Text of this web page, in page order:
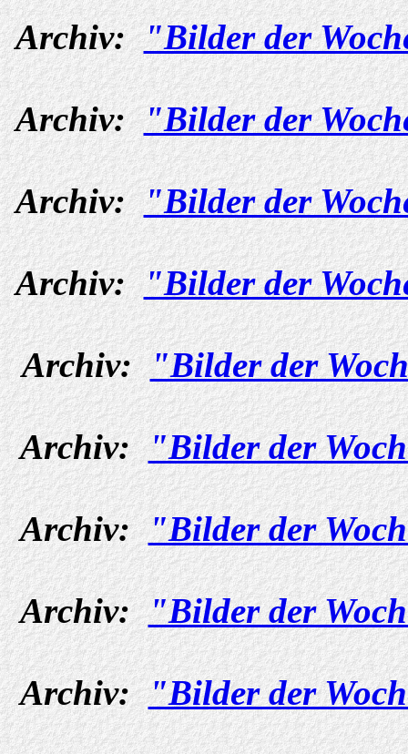
Archiv:"Bilder der
Archiv:"Bilder der
Archiv:"Bilder der
Archiv:"Bilder der
Archiv:"Bilder der
Archiv:"Bilder der
Archiv:"Bilder der
Archiv:"Bilder der
Archiv:"Bilder der